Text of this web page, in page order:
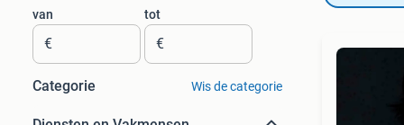
van
€
tot
€
Categorie Wis de categorie